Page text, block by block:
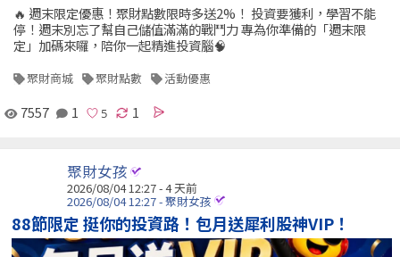
🔥 週末限定優惠！聚財點數限時多送2%！ 投資要獲利，學習不能
停！週末別忘了幫自己儲值滿滿的戰鬥力 專為你準備的「週末限
定」加碼來囉，陪你一起精進投資腦🧠
聚財商城 聚財點數 活動優惠
7557 1 1
聚財女孩
2026/08/04 12:27 - 4 天前
2026/08/04 12:27 - 聚財女孩
88節限定 挺你的投資路！包月送犀利股神VIP！